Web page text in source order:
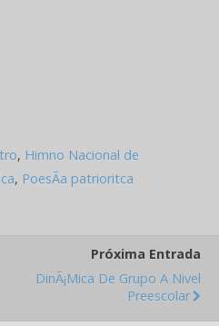
, Himno Nacional de
, PoesÃ­a patrioritca
Próxima Entrada
DinÃ¡mica De Grupo A Nivel
Preescolar